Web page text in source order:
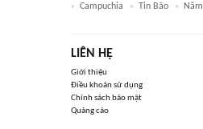
Campuchia
Tin Bão Năm
LIÊN HỆ
Giới thiệu
Điều khoản sử dụng
Chính sách bảo mật
Quảng cáo